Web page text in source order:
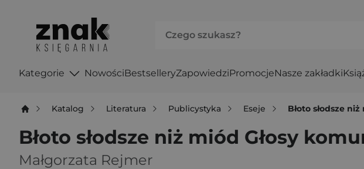
Kategorie NowościBestselleryZapowiedziPromocjeNasze zakładki
Katalog Literatura Publicystyka Eseje Błoto słodsze
Błoto słodsze niż miód Głosy
Małgorzata Rejmer